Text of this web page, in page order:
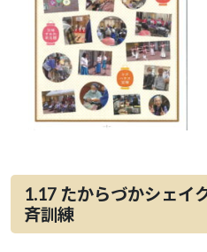
1.17 たからづかシェイ
斉訓練